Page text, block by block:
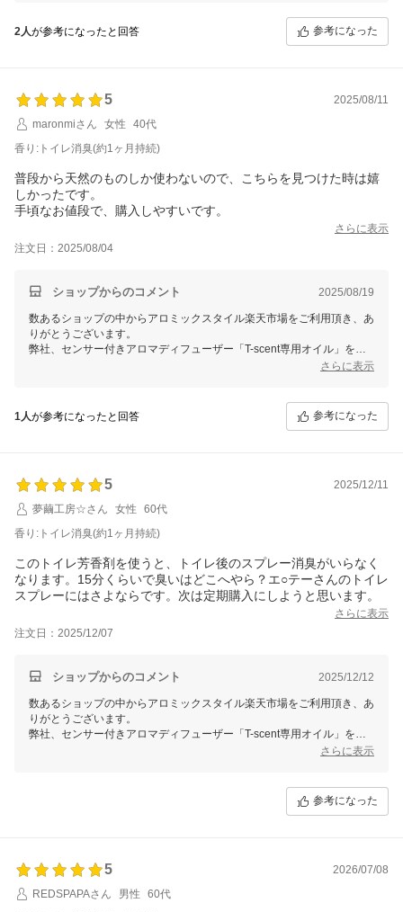
ご明察の通り、窓や換気扇の影響で、風の通りが常にある空間ですと通
またのご利用をお待ち致しております。
2人が参考になったと回答 参考になった
5
2025/08/11
maronmiさん
女性
40代
香り:トイレ消臭(約1ヶ月持続)
普段から天然のものしか使わないので、こちらを見つけた時は嬉
しかったです。
手頃なお値段で、購入しやすいです。
さらに表示
注文日：2025/08/04
ショップからのコメント 2025/08/19
数あるショップの中からアロミックスタイル楽天市場をご利用頂き、あ
りがとうございます。
弊社、センサー付きアロマディフューザー「T-scent専用オイル」をお
プラス天然アロマOILの良い香りで、毎日気持ち良くお過ごし頂けまし
たら幸いでございます。
さらに表示
1人が参考になったと回答 参考になった
5
2025/12/11
夢繭工房☆さん
女性
60代
香り:トイレ消臭(約1ヶ月持続)
このトイレ芳香剤を使うと、トイレ後のスプレー消臭がいらなく
なります。15分くらいで臭いはどこへやら？エ○テーさんのトイレ
スプレーにはさよならです。次は定期購入にしようと思います。
さらに表示
注文日：2025/12/07
ショップからのコメント 2025/12/12
数あるショップの中からアロミックスタイル楽天市場をご利用頂き、あ
りがとうございます。
弊社、センサー付きアロマディフューザー「T-scent専用オイル」をお
プラス天然アロマOILの良い香りで、毎日気持ち良くお過ごし頂けまし
さらに表示
参考になった
5
2026/07/08
REDSPAPAさん
男性
60代